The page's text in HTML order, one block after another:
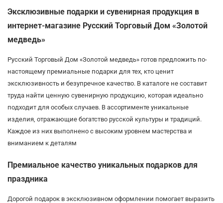
Эксклюзивные подарки и сувенирная продукция в
интернет-магазине Русский Торговый Дом «Золотой
медведь»
Русский Торговый Дом «Золотой медведь» готов предложить по-
настоящему премиальные подарки для тех, кто ценит
эксклюзивность и безупречное качество. В каталоге не составит
труда найти ценную сувенирную продукцию, которая идеально
подходит для особых случаев. В ассортименте уникальные
изделия, отражающие богатство русской культуры и традиций.
Каждое из них выполнено с высоким уровнем мастерства и
вниманием к деталям
Премиальное качество уникальных подарков для
праздника
Дорогой подарок в эксклюзивном оформлении помогает выразить